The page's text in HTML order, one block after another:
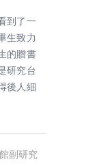
到了一
生致力
的贈書
研究台
後人細
副研究